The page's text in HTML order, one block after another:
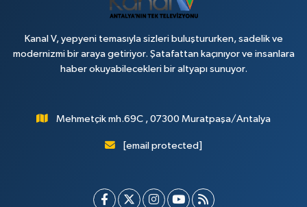
Kanal V, yepyeni temasıyla sizleri buluştururken, sadelik ve
modernizmi bir araya getiriyor. Şatafattan kaçınıyor ve insanlara
haber okuyabilecekleri bir altyapı sunuyor.
Mehmetçik mh.69C , 07300 Muratpaşa/Antalya
[email protected]